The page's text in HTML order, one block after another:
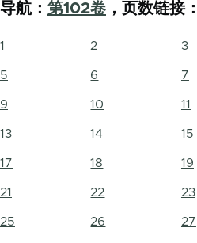
导航： 第102卷 ，页数链接：
1 2 3
5 6 7
9 10 11
13 14 15
17 18 19
21 22 23
25 26 27